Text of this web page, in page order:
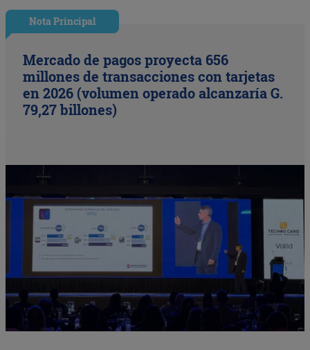
Nota Principal
Mercado de pagos proyecta 656
millones de transacciones con tarjetas
en 2026 (volumen operado alcanzaría G.
79,27 billones)